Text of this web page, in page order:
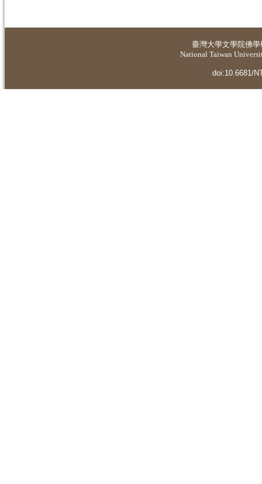
臺灣大學文學院佛
National Taiwan
doi:10.6681/